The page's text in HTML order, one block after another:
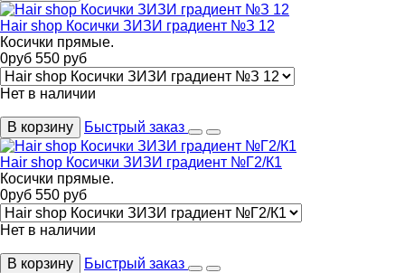
Hair shop Косички ЗИЗИ градиент №З 12
Косички прямые.
0руб 550 руб
Нет в наличии
В корзину Быстрый заказ
Hair shop Косички ЗИЗИ градиент №Г2/К1
Косички прямые.
0руб 550 руб
Нет в наличии
В корзину Быстрый заказ